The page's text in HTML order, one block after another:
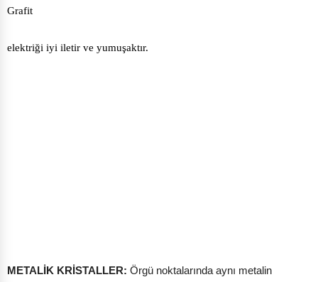
Grafit
elektriği iyi iletir ve yumuşaktır.
METALİK KRİSTALLER: Örgü noktalarında aynı metalin